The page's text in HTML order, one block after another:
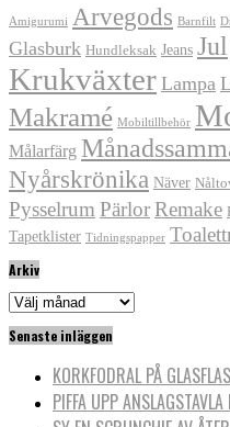
Amigurumi Arvegods Barnfilt
Glasburk Hundleksak Jeans Jul
Krukväxter Lampa
Makramé Mobiltillbehör
Målarfärg
Nyårskrönika Näver
Pysselrum PärlorRemake
Tapetklister Tidningspapper
Arkiv
Arkiv
Senaste inläggen
KORKFODRAL PÅ
PIFFA UPP